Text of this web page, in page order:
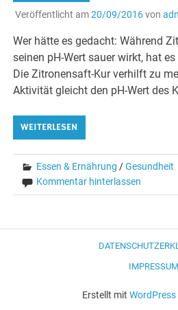
Veröffentlicht am20/09/2016von
Wer hätte es gedacht: Während
seinen pH-Wert sauer wirkt, hat
Die Zitronensaft-Kur verhilft zu
Aktivität gleicht den pH-Wert des
WEITERLESEN
Essen & Ernährung /Gesundheit
Kommentar hinterlassen
IMPRESSUM
Erstellt mit WordPress